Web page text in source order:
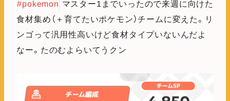
#pokemon マスター1までいったので来週に向けた
食材集め（＋育てたいポケモン）チームに変えた。リ
ンゴって汎用性高いけど食材タイプいないんだよ
なー。たのむよらいてうクン